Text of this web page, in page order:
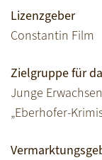
Lizenzgeber
Constantin Film
Zielgruppe für
Junge
„Eberhofer-